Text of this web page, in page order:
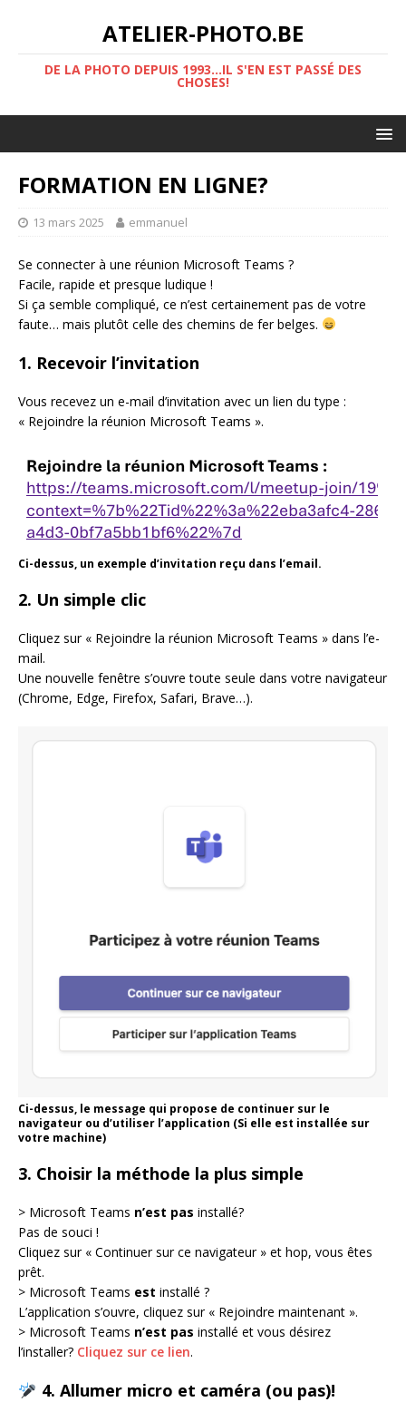
ATELIER-PHOTO.BE
DE LA PHOTO DEPUIS 1993...IL S'EN EST PASSÉ DES
CHOSES!
FORMATION EN LIGNE?
13 mars 2025 emmanuel
Se connecter à une réunion Microsoft Teams ?
Facile, rapide et presque ludique !
Si ça semble compliqué, ce n’est certainement pas de votre
faute… mais plutôt celle des chemins de fer belges.
1. Recevoir l’invitation
Vous recevez un e-mail d’invitation avec un lien du type :
« Rejoindre la réunion Microsoft Teams ».
Ci-dessus, un exemple d’invitation reçu dans l’email.
2. Un simple clic
Cliquez sur « Rejoindre la réunion Microsoft Teams » dans l’e-
mail.
Une nouvelle fenêtre s’ouvre toute seule dans votre navigateur
(Chrome, Edge, Firefox, Safari, Brave…).
Ci-dessus, le message qui propose de continuer sur le
navigateur ou d’utiliser l’application (Si elle est installée sur
votre machine)
3. Choisir la méthode la plus simple
> Microsoft Teams n’est pas installé?
Pas de souci !
Cliquez sur « Continuer sur ce navigateur » et hop, vous êtes
prêt.
> Microsoft Teams est installé ?
L’application s’ouvre, cliquez sur « Rejoindre maintenant ».
> Microsoft Teams n’est pas installé et vous désirez
l’installer? Cliquez sur ce lien.
4. Allumer micro et caméra (ou pas)!